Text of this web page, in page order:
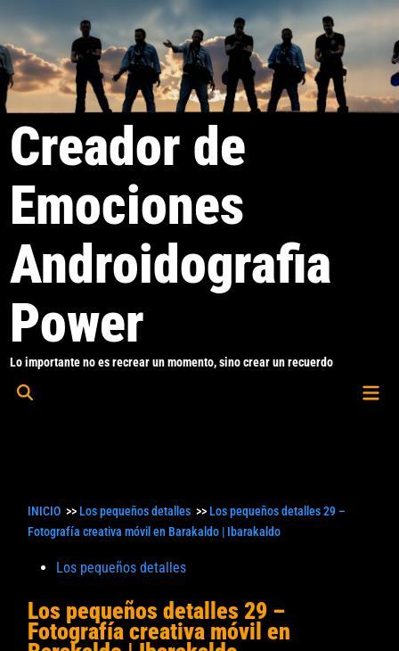
al
contenido
Creador de
Emociones
Androidografia
Power
Lo importante no es recrear un momento, sino crear un recuerdo
Abrir
INICIO >> Los pequeños detalles >> Los pequeños detalles 29 –
Fotografía creativa móvil en Barakaldo | Ibarakaldo
Publicado
Los pequeños detalles
Los pequeños detalles 29 –
Fotografía creativa móvil en